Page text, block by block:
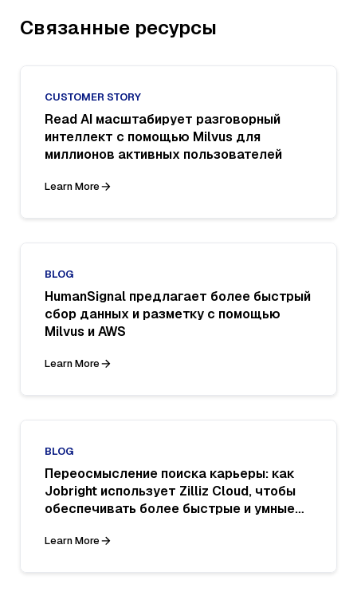
Связанные ресурсы
CUSTOMER STORY
Read AI масштабирует разговорный
интеллект с помощью Milvus для
миллионов активных пользователей
Learn More
BLOG
HumanSignal предлагает более быстрый
сбор данных и разметку с помощью
Milvus и AWS
Learn More
BLOG
Переосмысление поиска карьеры: как
Jobright использует Zilliz Cloud, чтобы
обеспечивать более быстрые и умные
LinkedIn
Learn More